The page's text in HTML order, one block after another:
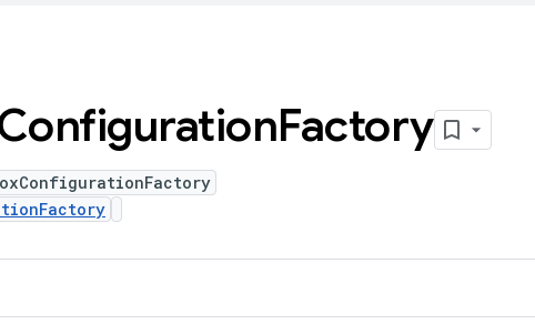
Factory